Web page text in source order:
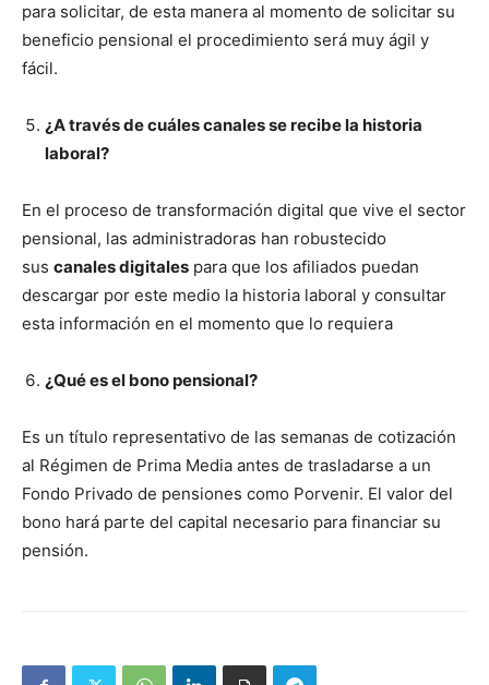
para solicitar, de esta manera al momento de solicitar su
beneficio pensional el procedimiento será muy ágil y
fácil.
¿A través de cuáles canales se recibe la historia
laboral?
En el proceso de transformación digital que vive el sector
pensional, las administradoras han robustecido
sus canales digitales para que los afiliados puedan
descargar por este medio la historia laboral y consultar
esta información en el momento que lo requiera
¿Qué es el bono pensional?
Es un título representativo de las semanas de cotización
al Régimen de Prima Media antes de trasladarse a un
Fondo Privado de pensiones como Porvenir. El valor del
bono hará parte del capital necesario para financiar su
pensión.